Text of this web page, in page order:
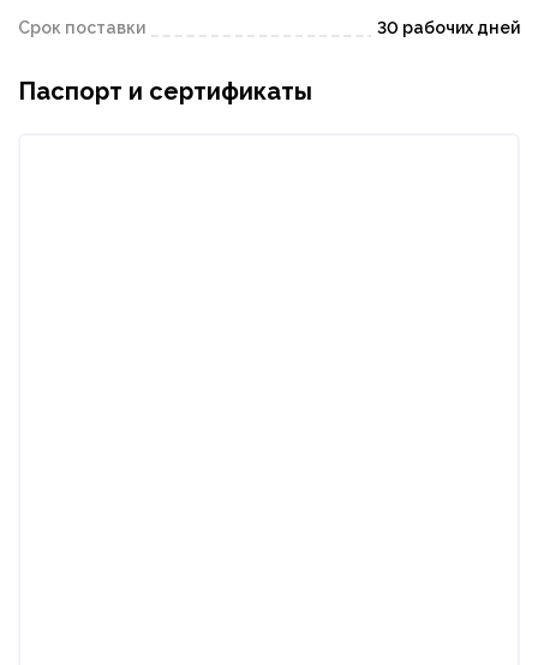
Срок поставки 30 рабочих дней
Паспорт и сертификаты